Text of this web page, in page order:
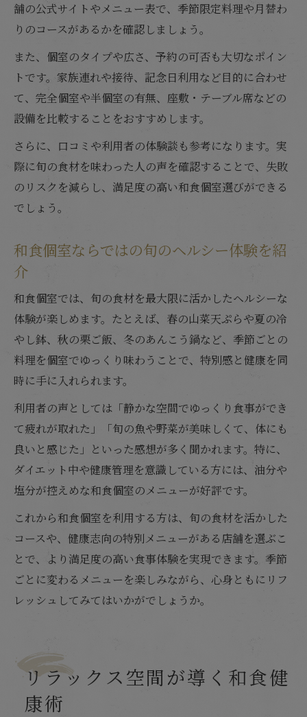
舗の公式サイトやメニュー表で、季節限定料理や月替わ
りのコースがあるかを確認しましょう。
また、個室のタイプや広さ、予約の可否も大切なポイン
トです。家族連れや接待、記念日利用など目的に合わせ
て、完全個室や半個室の有無、座敷・テーブル席などの
設備を比較することをおすすめします。
さらに、口コミや利用者の体験談も参考になります。実
際に旬の食材を味わった人の声を確認することで、失敗
のリスクを減らし、満足度の高い和食個室選びができる
でしょう。
和食個室ならではの旬のヘルシー体験を紹
介
和食個室では、旬の食材を最大限に活かしたヘルシーな
体験が楽しめます。たとえば、春の山菜天ぷらや夏の冷
やし鉢、秋の栗ご飯、冬のあんこう鍋など、季節ごとの
料理を個室でゆっくり味わうことで、特別感と健康を同
時に手に入れられます。
利用者の声としては「静かな空間でゆっくり食事ができ
て疲れが取れた」「旬の魚や野菜が美味しくて、体にも
良いと感じた」といった感想が多く聞かれます。特に、
ダイエット中や健康管理を意識している方には、油分や
塩分が控えめな和食個室のメニューが好評です。
これから和食個室を利用する方は、旬の食材を活かした
コースや、健康志向の特別メニューがある店舗を選ぶこ
とで、より満足度の高い食事体験を実現できます。季節
ごとに変わるメニューを楽しみながら、心身ともにリフ
レッシュしてみてはいかがでしょうか。
リラックス空間が導く和食健
康術